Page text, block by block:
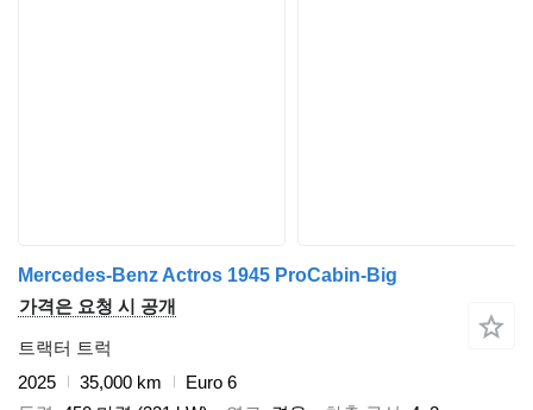
Mercedes-Benz Actros 1945 ProCabin-Big
가격은 요청 시 공개
트랙터 트럭
2025
35,000 km
Euro 6